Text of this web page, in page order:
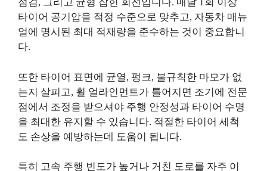
타이어 공기압을 적정 수준으로 맞추고, 자동차 매뉴
얼에 명시된 최대 적재량을 준수하는 것이 중요합니
다.
또한 타이어 표면에 균열, 펑크, 불규칙한 마모가 없
는지 살피고, 휠 얼라인먼트가 틀어지면 조기에 전문
점에서 조정을 받으셔야 주행 안정성과 타이어 수명
을 최대한 유지할 수 있습니다. 적절한 타이어 세척
도 손상을 예방하는데 도움이 됩니다.
특히 고속 주행 빈도가 높거나 거친 도로를 자주 이